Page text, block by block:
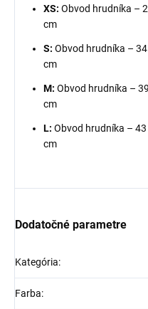
XS: Obvod hrudníka –
cm
S: Obvod hrudníka –
cm
M: Obvod hrudníka –
cm
L: Obvod hrudníka –
cm
Dodatočné parametre
Kategória:
Farba: